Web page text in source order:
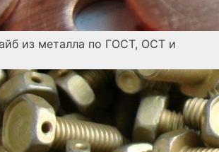
из металла по ГОСТ, ОСТ и